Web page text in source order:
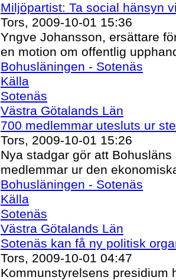
Miljöpartist: Ta social hänsyn
Tors, 2009-10-01 15:36
Yngve Johansson, ersättare
en motion om offentlig
Bohusläningen - Sotenäs
Källa
Sotenäs
Västra Götalands Län
700 medlemmar utesluts ur
Tors, 2009-10-01 15:26
Nya stadgar gör att
medlemmar ur den
Bohusläningen - Sotenäs
Källa
Sotenäs
Västra Götalands Län
Sotenäs kan få ny politisk
Tors, 2009-10-01 04:47
Kommunstyrelsens presidium